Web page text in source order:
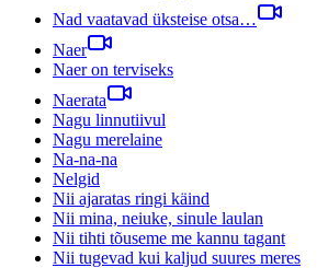
Nad vaatavad üksteise otsa…
Naer
Naer on terviseks
Naerata
Nagu linnutiivul
Nagu merelaine
Na-na-na
Nelgid
Nii ajaratas ringi käind
Nii mina, neiuke, sinule laulan
Nii tihti tõuseme me kannu tagant
Nii tugevad kui kaljud suures meres